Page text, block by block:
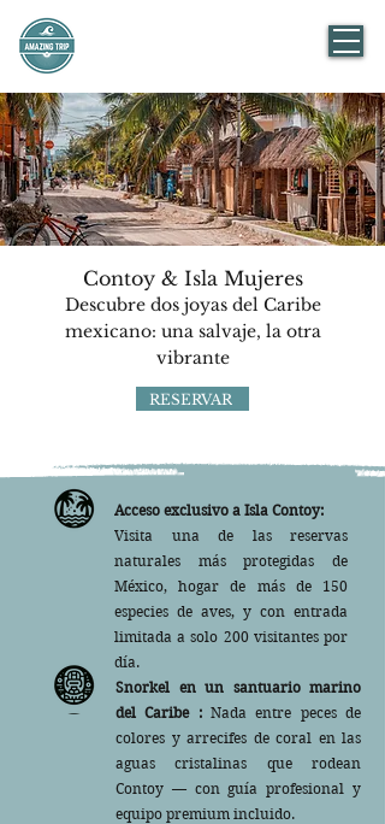
Contoy & Isla Mujeres
Descubre dos joyas del Caribe
mexicano: una salvaje, la otra
vibrante
RESERVAR
Acceso exclusivo a Isla Contoy:
Visita una de las reservas
naturales más protegidas de
México, hogar de más de 150
especies de aves, y con entrada
limitada a solo 200 visitantes por
día.
Snorkel en un santuario marino
del Caribe : Nada entre peces de
colores y arrecifes de coral en las
aguas cristalinas que rodean
Contoy — con guía profesional y
equipo premium incluido.